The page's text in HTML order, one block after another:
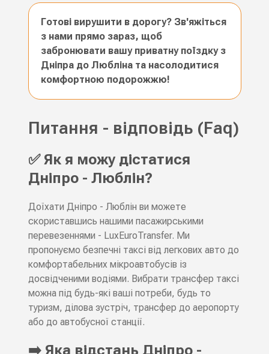
Готові вирушити в дорогу? Зв'яжіться
з нами прямо зараз, щоб
забронювати вашу приватну поїздку з
Дніпра до Любліна та насолодитися
комфортною подорожжю!
Питання - відповідь (Faq)
✅ Як я можу дістатися
Дніпро - Люблін?
Доїхати Дніпро - Люблін ви можете
скориставшись нашими пасажирськими
перевезеннями - LuxEuroTransfer. Ми
пропонуємо безпечні таксі від легкових авто до
комфортабельних мікроавтобусів із
досвідченими водіями. Вибрати трансфер таксі
можна під будь-які ваші потреби, будь то
туризм, ділова зустріч, трансфер до аеропорту
або до автобусної станції.
➡️ Яка відстань Дніпро -